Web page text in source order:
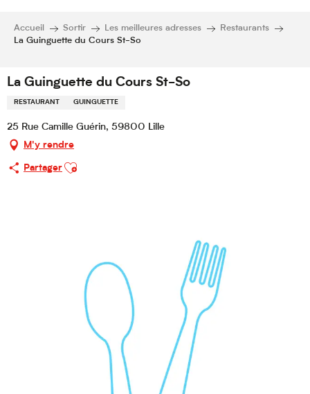
Accueil Sortir Les meilleures adresses
Restaurants
La Guinguette du Cours St-So
La Guinguette du Cours St-So
RESTAURANT GUINGUETTE
25 Rue Camille Guérin, 59800 Lille
M'y rendre
Partager
Ajouter aux favoris